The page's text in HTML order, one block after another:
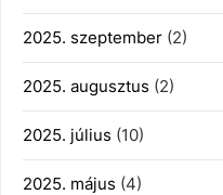
2025. szeptember (2)
2025. augusztus (2)
2025. július (10)
2025. május (4)